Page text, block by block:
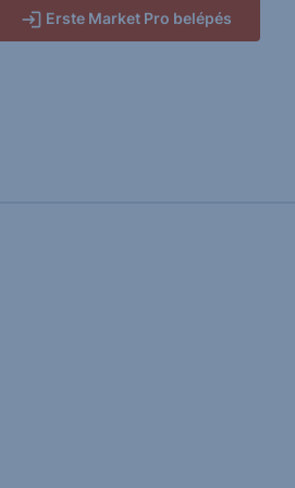
Erste Market Pro belépés